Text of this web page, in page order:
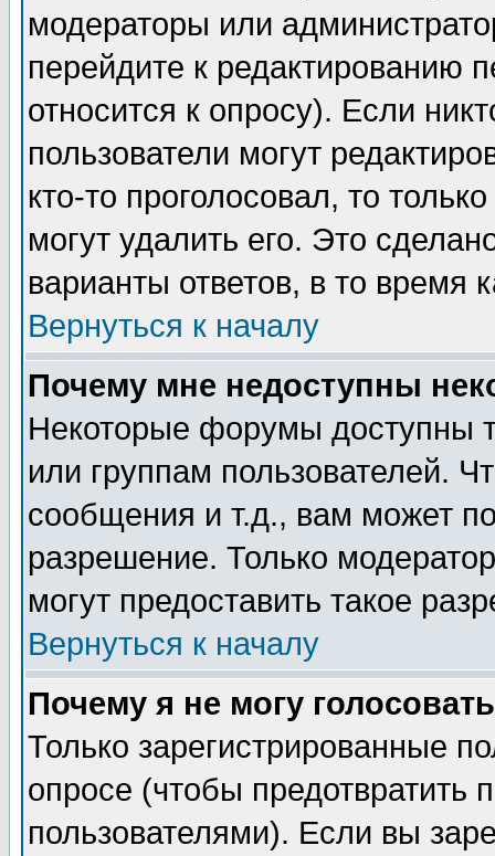
модераторы или
перейдите к редактированию
относится к опросу). Если
пользователи могут
кто-то проголосовал, то
могут удалить его. Это
варианты ответов, в то время
Вернуться к началу
Почему мне недоступны
Некоторые форумы доступны
или группам пользователей.
сообщения и т.д., вам может
разрешение. Только
могут предоставить такое
Вернуться к началу
Почему я не могу
Только зарегистрированные
опросе (чтобы предотвратить
пользователями). Если вы